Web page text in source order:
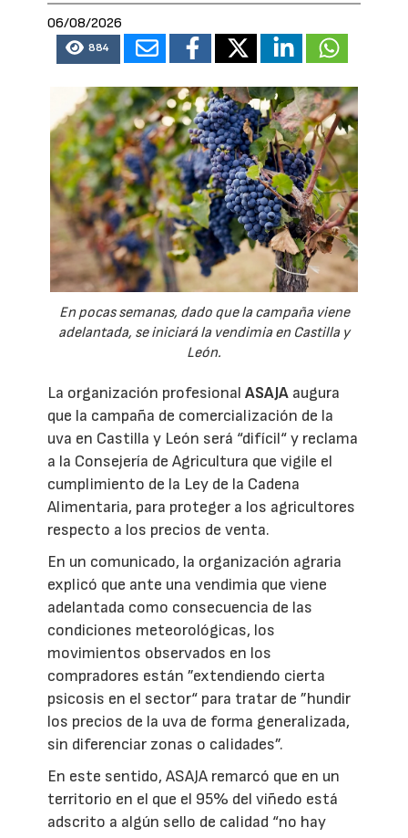
06/08/2026
884
En pocas semanas, dado que la campaña viene
adelantada, se iniciará la vendimia en Castilla y
León.
La organización profesionalASAJA augura
que la campaña de comercialización de la
uva en Castilla y León será “difícil“ y reclama
a la Consejería de Agricultura que vigile el
cumplimiento de la Ley de la Cadena
Alimentaria, para proteger a los agricultores
respecto a los precios de venta.
En un comunicado, la organización agraria
explicó que ante una vendimia que viene
adelantada como consecuencia de las
condiciones meteorológicas, los
movimientos observados en los
compradores están ”extendiendo cierta
psicosis en el sector“ para tratar de ”hundir
los precios de la uva de forma generalizada,
sin diferenciar zonas o calidades”.
En este sentido, ASAJA remarcó que en un
territorio en el que el 95% del viñedo está
adscrito a algún sello de calidad “no hay